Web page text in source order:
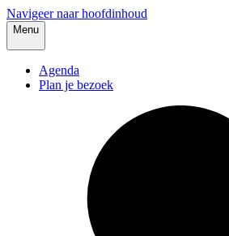
Navigeer naar hoofdinhoud
Menu
Agenda
Plan je bezoek